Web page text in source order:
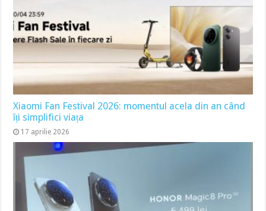
Xiaomi Fan Festival 2026: momentul acela din an când
îți simplifici viața
17 aprilie 2026